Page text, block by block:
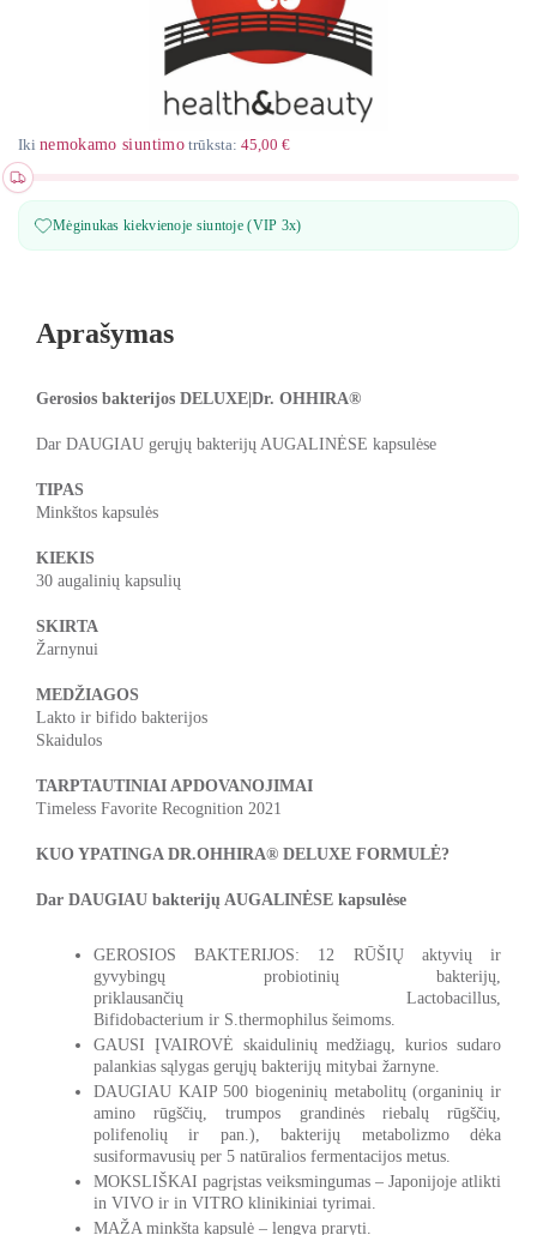
Iki nemokamo siuntimotrūksta: 45,00 €
Mėginukas kiekvienoje siuntoje (VIP 3x)
Aprašymas
Gerosios bakterijos DELUXE|Dr. OHHIRA®
Dar DAUGIAU gerųjų bakterijų AUGALINĖSE kapsulėse
TIPAS
Minkštos kapsulės
KIEKIS
30 augalinių kapsulių
SKIRTA
Žarnynui
MEDŽIAGOS
Lakto ir bifido bakterijos
Skaidulos
TARPTAUTINIAI APDOVANOJIMAI
Timeless Favorite Recognition 2021
KUO YPATINGA DR.OHHIRA® DELUXE FORMULĖ?
Dar DAUGIAU bakterijų AUGALINĖSE kapsulėse
GEROSIOS BAKTERIJOS: 12 RŪŠIŲ aktyvių ir
gyvybingų probiotinių bakterijų,
priklausančių Lactobacillus,
Bifidobacterium ir S.thermophilus šeimoms.
GAUSI ĮVAIROVĖ skaidulinių medžiagų, kurios sudaro
palankias sąlygas gerųjų bakterijų mitybai žarnyne.
DAUGIAU KAIP 500 biogeninių metabolitų (organinių ir
amino rūgščių, trumpos grandinės riebalų rūgščių,
polifenolių ir pan.), bakterijų metabolizmo dėka
susiformavusių per 5 natūralios fermentacijos metus.
MOKSLIŠKAI pagrįstas veiksmingumas – Japonijoje atlikti
in VIVO ir in VITRO klinikiniai tyrimai.
MAŽA minkšta kapsulė – lengva praryti.